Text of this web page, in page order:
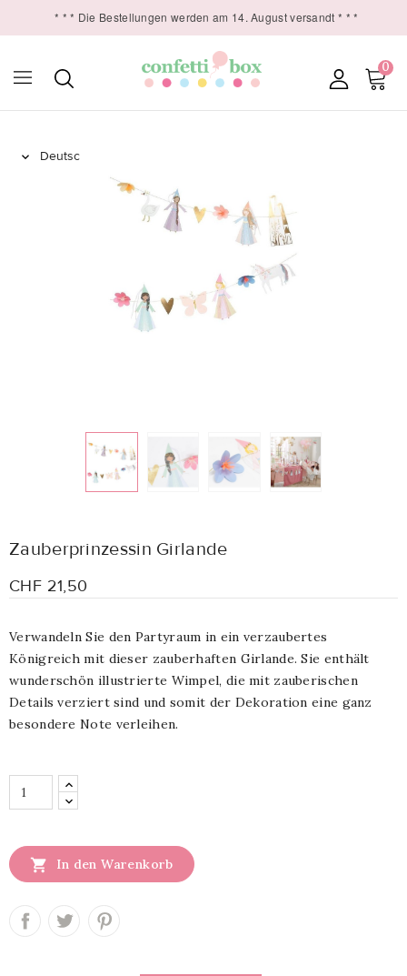
* * * Die Bestellungen werden am 14. August versandt * * *
0

Zauberprinzessin Girlande
CHF 21,50
Verwandeln Sie den Partyraum in ein verzaubertes
Königreich mit dieser zauberhaften Girlande. Sie enthält
wunderschön illustrierte Wimpel, die mit zauberischen
Details verziert sind und somit der Dekoration eine ganz
besondere Note verleihen.
 In den Warenkorb